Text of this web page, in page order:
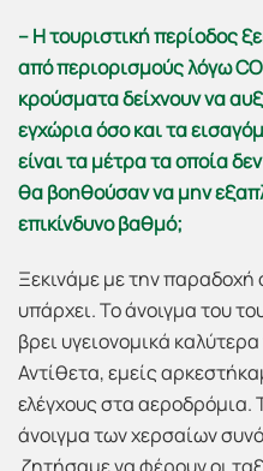
– Η τουριστική περίοδος
από περιορισμούς λόγω
κρούσματα δείχνουν να
εγχώρια όσο και τα
είναι τα μέτρα τα οποία
θα βοηθούσαν να μην
επικίνδυνο βαθμό;
Ξεκινάμε με την
υπάρχει. Το άνοιγμα του
βρει υγειονομικά
Αντίθετα, εμείς
ελέγχους στα αεροδρόμια.
άνοιγμα των χερσαίων